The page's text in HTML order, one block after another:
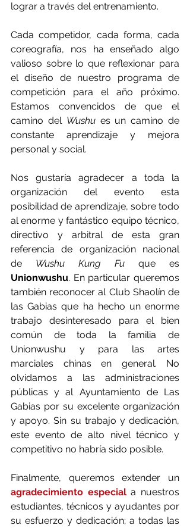
lograr a través del entrenamiento.
Cada competidor, cada forma, cada
coreografía, nos ha enseñado algo
valioso sobre lo que reflexionar para
el diseño de nuestro programa de
competición para el año próximo.
Estamos convencidos de que el
camino del Wushu es un camino de
constante aprendizaje y mejora
personal y social.
Nos gustaría agradecer a toda la
organización del evento esta
posibilidad de aprendizaje, sobre todo
al enorme y fantástico equipo técnico,
directivo y arbitral de esta gran
referencia de organización nacional
de Wushu Kung Fu
Unionwushu. En particular queremos
también reconocer al Club Shaolín de
las Gabias que ha hecho un enorme
trabajo desinteresado para el bien
común de toda la familia de
Unionwushu y para las artes
marciales chinas en general. No
olvidamos a las administraciones
públicas y al Ayuntamiento de Las
Gabias por su excelente organización
y apoyo. Sin su trabajo y dedicación,
este evento de alto nivel técnico y
competitivo no habría sido posible.
agradecimiento especial a nuestros
estudiantes, técnicos y ayudantes por
su esfuerzo y dedicación; a todas las